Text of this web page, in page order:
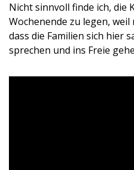
Nicht sinnvoll finde ich, die
Wochenende zu legen,
dass die Familien sich hier
sprechen und ins Freie